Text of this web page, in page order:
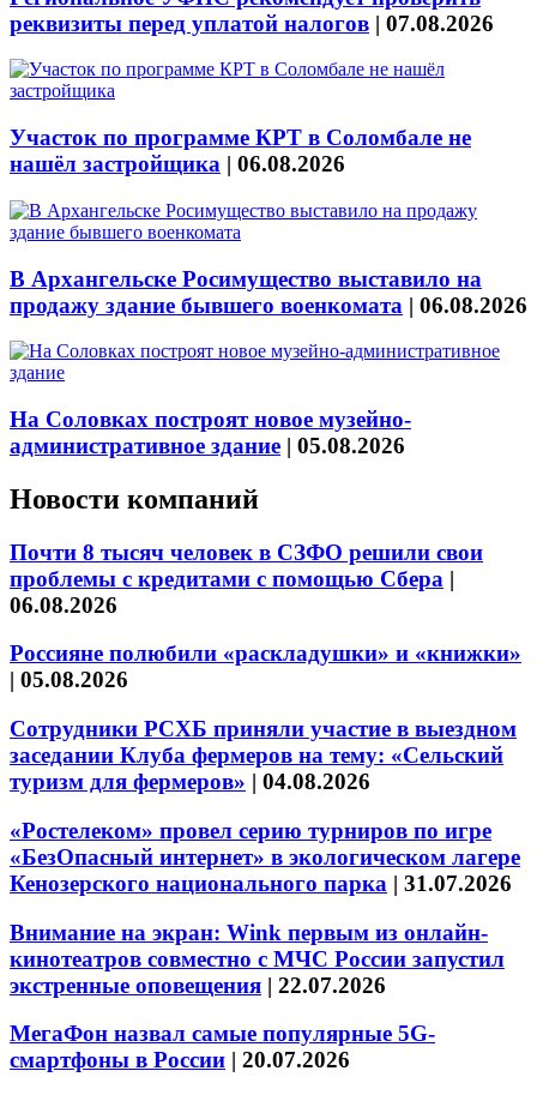
реквизиты перед уплатой налогов | 07.08.2026
Участок по программе КРТ в Соломбале не
нашёл застройщика | 06.08.2026
В Архангельске Росимущество выставило на
продажу здание бывшего военкомата | 06.08.2026
На Соловках построят новое музейно-
административное здание | 05.08.2026
Новости компаний
Почти 8 тысяч человек в СЗФО решили свои
проблемы с кредитами с помощью Сбера |
06.08.2026
Россияне полюбили «раскладушки» и «книжки»
| 05.08.2026
Сотрудники РСХБ приняли участие в выездном
заседании Клуба фермеров на тему: «Сельский
туризм для фермеров» | 04.08.2026
«Ростелеком» провел серию турниров по игре
«БезОпасный интернет» в экологическом лагере
Кенозерского национального парка | 31.07.2026
Внимание на экран: Wink первым из онлайн-
кинотеатров совместно с МЧС России запустил
экстренные оповещения | 22.07.2026
МегаФон назвал самые популярные 5G-
смартфоны в России | 20.07.2026